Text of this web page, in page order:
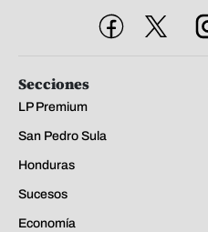
Secciones
LP Premium
San Pedro Sula
Honduras
Sucesos
Economía